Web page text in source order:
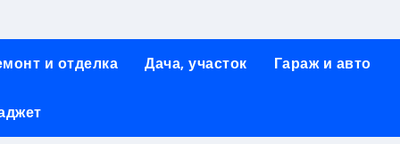
к Успешному Реализации Ваших Идей
и практичность
и отделка Дача, участок Гараж и авто